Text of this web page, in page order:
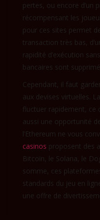
pertes, ou encore d’un
récompensant les
pour ces sites permet
transaction très bas,
rapidité d’exécution
bancaires sont
Cependant, il faut
aux devises virtuelles.
fluctuer rapidement, ce
aussi une opportunité
l’Ethereum ne vous
casinos proposent des
Bitcoin, le Solana, le
somme, ces
standards du jeu en
une offre de